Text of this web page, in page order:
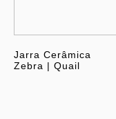
Jarra Cerâmica
Zebra | Quail